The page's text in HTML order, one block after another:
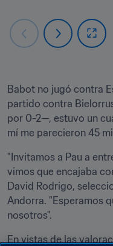
Babot no jugó contra
partido contra
por 0-2—, estuvo un
mí me parecieron 45
"Invitamos a Pau a
vimos que encajaba
David Rodrigo,
Andorra. "Esperamos
nosotros".
En vistas de las